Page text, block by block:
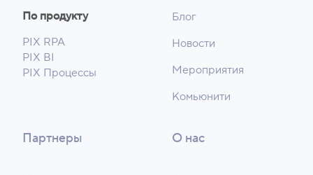
По продукту
PIX RPA
PIX BI
PIX Процессы
Блог
Новости
Мероприятия
Комьюнити
Партнеры О нас